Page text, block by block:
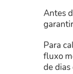
Antes
Para
fluxo
de dias